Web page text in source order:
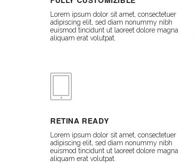
Lorem ipsum dolor sit amet, consectetuer
adipiscing elit, sed diam nonummy nibh
euismod tincidunt ut laoreet dolore magna
aliquam erat volutpat.
RETINA READY
Lorem ipsum dolor sit amet, consectetuer
adipiscing elit, sed diam nonummy nibh
euismod tincidunt ut laoreet dolore magna
aliquam erat volutpat.